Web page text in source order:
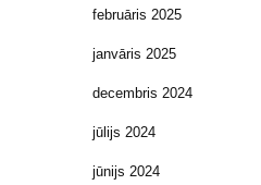
februāris 2025
janvāris 2025
decembris 2024
jūlijs 2024
jūnijs 2024